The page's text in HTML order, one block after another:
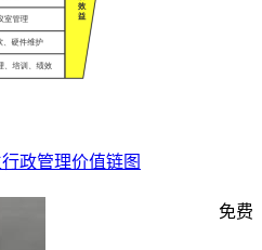
政管理价值链图
免费